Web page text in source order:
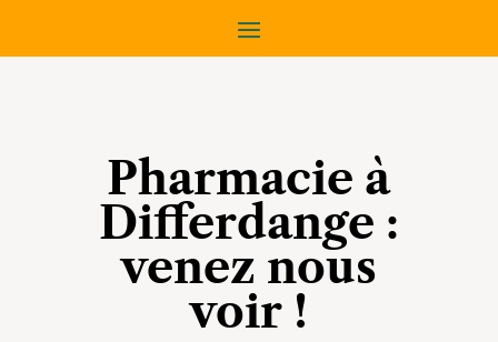
Pharmacie à
Differdange :
venez nous
voir !